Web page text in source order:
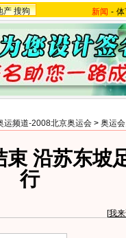
产 搜狗 新闻 -
运频道-2008北京奥运会 > 奥运
束 沿苏东坡
行
[我